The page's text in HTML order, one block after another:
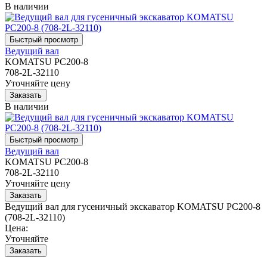
В наличии
Ведущий вал
KOMATSU PC200-8
708-2L-32110
Уточняйте цену
В наличии
Ведущий вал
KOMATSU PC200-8
708-2L-32110
Уточняйте цену
Ведущий вал для гусеничный экскаватор KOMATSU PC200-8
(708-2L-32110)
Цена:
Уточняйте